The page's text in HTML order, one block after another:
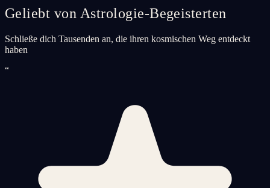
Geliebt von Astrologie-Begeisterten
Schließe dich Tausenden an, die ihren kosmischen Weg entdeckt
haben
“